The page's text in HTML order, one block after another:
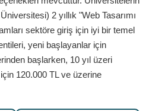
2 yıllık "Web Tasarımı
sektöre giriş için iyi bir temel
yeni başlayanlar için
başlarken, 10 yıl üzeri
120.000 TL ve üzerine